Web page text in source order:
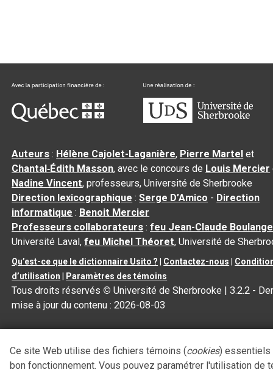
Auteurs : Hélène Cajolet-Laganière, Pierre Martel et
Chantal‑Édith Masson, avec le concours de Louis Mercier
Nadine Vincent, professeurs, Université de Sherbrooke
Direction lexicographique :Serge D’Amico - Direction
informatique : Benoit Mercier
Professeurs collaborateurs :feu Jean-Claude
Université Laval,feu Michel Théoret, Université de
Qu’est-ce que le dictionnaire Usito ? Contactez-nous
d’utilisation
Paramètres des témoins
Tous droits réservés © Université de Sherbrooke |3.2.2 -
mise à jour du contenu :2026-08-03
Ce site Web utilise des fichiers témoins (cookies) essentiels
bon fonctionnement. Vous pouvez paramétrer l'utilisation de